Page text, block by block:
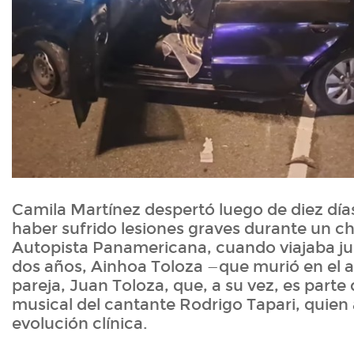
Camila Martínez despertó luego de diez
haber sufrido lesiones graves durante un
Autopista Panamericana, cuando viajaba
dos años, Ainhoa Toloza —que murió en el
pareja, Juan Toloza, que, a su vez, es
musical del cantante Rodrigo Tapari, quien
evolución clínica.